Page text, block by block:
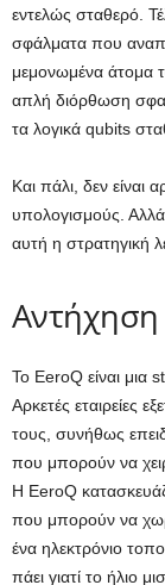
εντελώς σταθερό.
σφάλματα που
μεμονωμένα άτομα
απλή διόρθωση
τα λογικά qubits
Και πάλι, δεν είναι
υπολογισμούς. Αλλά
αυτή η στρατηγική
Αντήχηση
Το EeroQ είναι μια
Αρκετές εταιρείες
τους, συνήθως
που μπορούν να
Η EeroQ
που μπορούν να
ένα ηλεκτρόνιο
πάει γιατί το ήλιο